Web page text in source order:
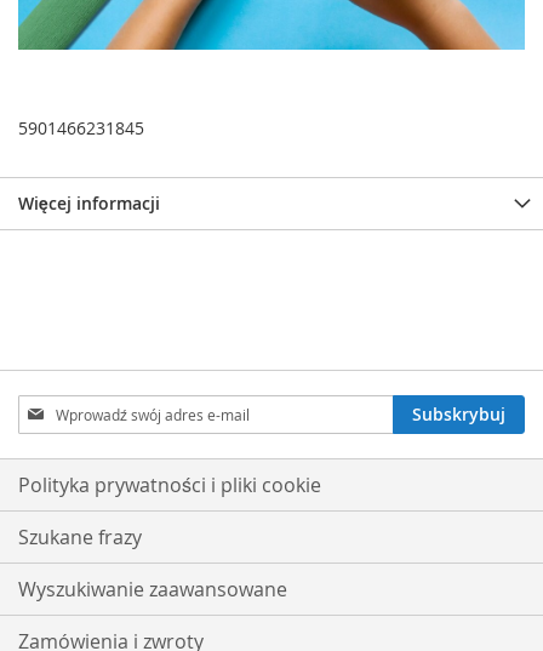
5901466231845
Więcej informacji
Subskrybuj
nasz
newsletter:
Subskrybuj
Polityka prywatności i pliki cookie
Szukane frazy
Wyszukiwanie zaawansowane
Zamówienia i zwroty